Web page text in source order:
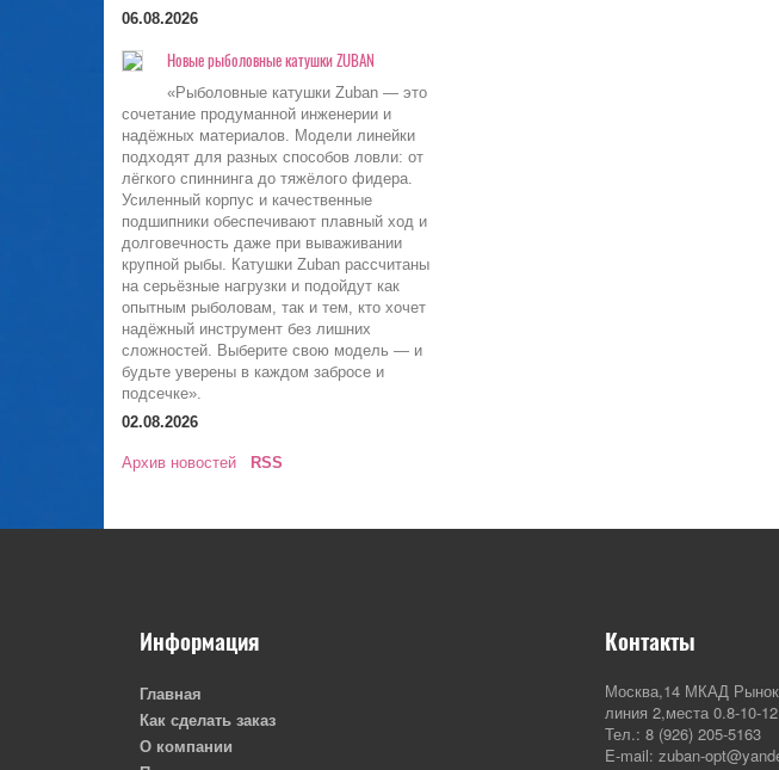
06.08.2026
Новые рыболовные катушки ZUBAN
«Рыболовные катушки Zuban — это
сочетание продуманной инженерии и
надёжных материалов. Модели линейки
подходят для разных способов ловли: от
лёгкого спиннинга до тяжёлого фидера.
Усиленный корпус и качественные
подшипники обеспечивают плавный ход и
долговечность даже при вываживании
крупной рыбы. Катушки Zuban рассчитаны
на серьёзные нагрузки и подойдут как
опытным рыболовам, так и тем, кто хочет
надёжный инструмент без лишних
сложностей. Выберите свою модель — и
будьте уверены в каждом забросе и
подсечке».
02.08.2026
Архив новостей RSS
Информация
Главная
Как сделать заказ
О компании
Контакты
Москва,14 МКАД
линия 2,места 0.8-10-12
Тел.: 8 (926) 205-5163
E-mail: zuban-